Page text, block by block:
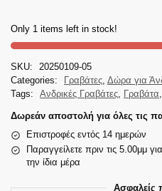
Only 1 items left in stock!
SKU:
20250109-05
Categories:
Γραβάτες, Δώρα για
Tags:
Ανδρικές Γραβάτες, Γραβάτα,
Δωρεάν αποστολή για όλες τις
Επιστροφές εντός 14 ημερών
Παραγγείλετε πριν τις 5.00μμ
την ίδια μέρα
Ασφαλείς